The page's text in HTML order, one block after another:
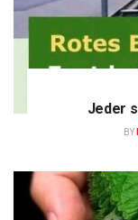
Jeder
BY